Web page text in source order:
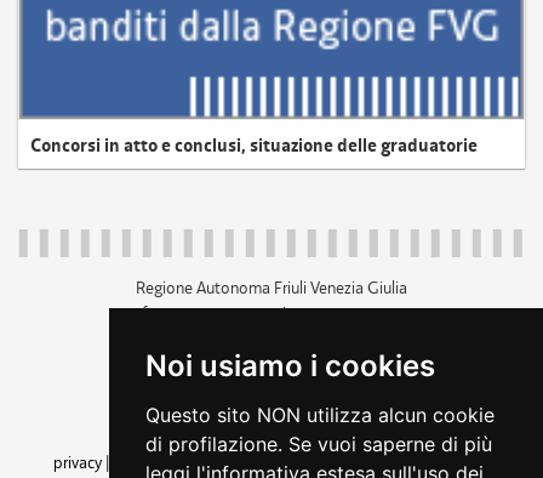
Noi usiamo i cookies
Questo sito NON utilizza alcun cookie
di profilazione. Se vuoi saperne di più
leggi l'informativa estesa sull'uso dei
Concorsi in atto e conclusi, situazione delle graduatorie
Regione Autonoma Friuli Venezia Giulia
c.f. 80014930327; p.iva 00526040324
+39 040 3771111
amministrazione trasparente
privacy
cookie |note legali accessibilità
dichiarazione di